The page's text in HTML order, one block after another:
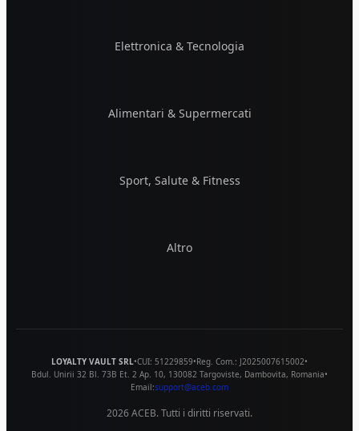
Elettronica & Tecnologia
Alimentari & Supermercati
Sport, Salute & Fitness
Altro
LOYALTY VAULT SRL•CUI: 51229859•Reg. Com.: J2025007615002•
Bdul. Unirii 32 Bl. 73B Et. 2 Ap. 10, 130082 Targoviste, Dambovita, Romania•
Email:support@aceb.com
2026ACEB. Tutti i diritti riservati.